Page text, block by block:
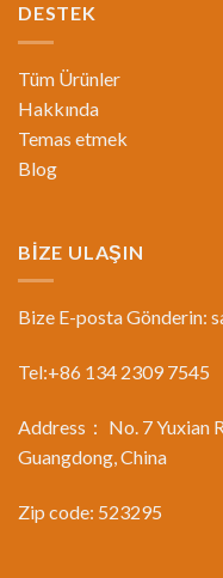
DESTEK
Tüm Ürünler
Hakkında
Temas etmek
Blog
BİZE ULAŞIN
Bize E-posta Gönderin:
Tel:+86 134 2309 7545
Address： No. 7 Yuxian
Guangdong, China
Zip code: 523295